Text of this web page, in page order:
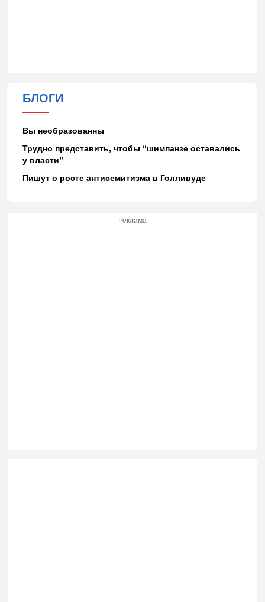
БЛОГИ
Вы необразованны
Трудно представить, чтобы “шимпанзе оставались
у власти”
Пишут о росте антисемитизма в Голливуде
Реклама